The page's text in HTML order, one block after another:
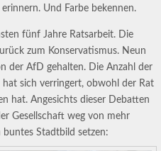
Und Farbe bekennen.
fünf Jahre Ratsarbeit. Die
zum Konservatismus. Neun
der AfD gehalten. Die Anzahl der
hat sich verringert, obwohl der Rat
hat. Angesichts dieser Debatten
Gesellschaft weg von mehr
Stadtbild setzen: